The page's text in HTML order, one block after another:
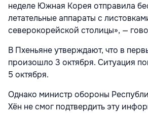
неделе Южная Корея отправила
летательные аппараты с
северокорейской столицы», —
В Пхеньяне утверждают, что в
произошло 3 октября. Ситуация
5 октября.
Однако министр обороны
Хён не смог подтвердить эту